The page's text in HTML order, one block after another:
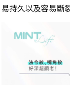
易持久以及容易斷